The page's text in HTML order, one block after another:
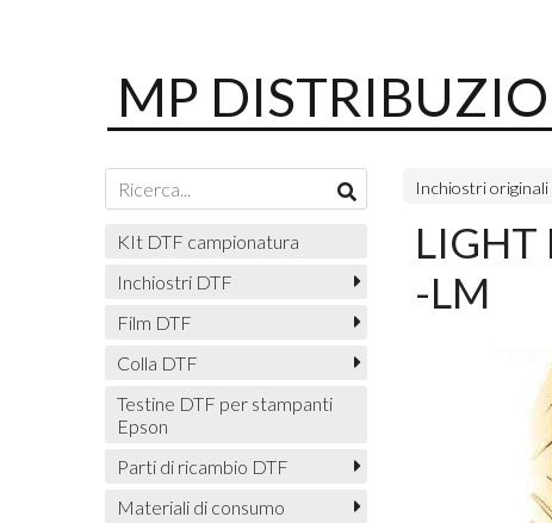
MP
Inchiostri originali
LIGHT
-LM
KIt DTF campionatura
Inchiostri DTF
Film DTF
Colla DTF
Testine DTF per stampanti
Epson
Parti di ricambio DTF
Materiali di consumo